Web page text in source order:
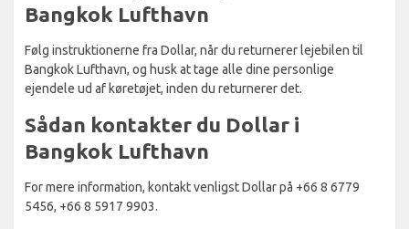
Bangkok Lufthavn
Følg instruktionerne fra Dollar, når du returnerer lejebilen til
Bangkok Lufthavn, og husk at tage alle dine personlige
ejendele ud af køretøjet, inden du returnerer det.
Sådan kontakter du Dollar i
Bangkok Lufthavn
For mere information, kontakt venligst Dollar på +66 8 6779
5456, +66 8 5917 9903.